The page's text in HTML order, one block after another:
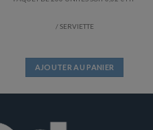
/ SERVIETTE
AJOUTER AU PANIER